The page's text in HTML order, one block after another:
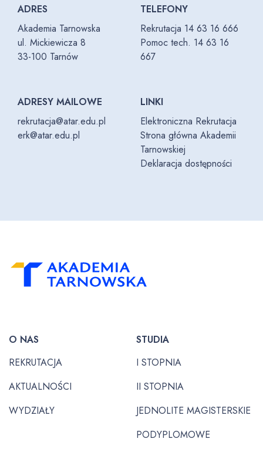
ADRES
Akademia Tarnowska
ul. Mickiewicza 8
33-100 Tarnów
TELEFONY
Rekrutacja 14 63 16 666
Pomoc tech. 14 63 16
667
ADRESY MAILOWE
rekrutacja@atar.edu.pl
erk@atar.edu.pl
LINKI
Elektroniczna Rekrutacja
Strona główna Akademii
Tarnowskiej
Deklaracja dostępności
O NAS
REKRUTACJA
AKTUALNOŚCI
WYDZIAŁY
STUDIA
I STOPNIA
II STOPNIA
JEDNOLITE MAGISTERSKIE
PODYPLOMOWE